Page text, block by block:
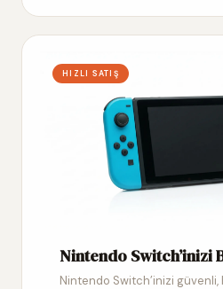
HIZLI SATIŞ
Nintendo Switch’inizi
Nintendo Switch’inizi güvenli,